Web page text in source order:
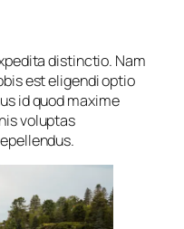
distinctio. Nam
est eligendi optio
id quod maxime
voluptas